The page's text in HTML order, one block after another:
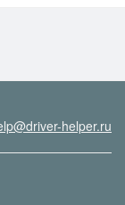
helper.ru